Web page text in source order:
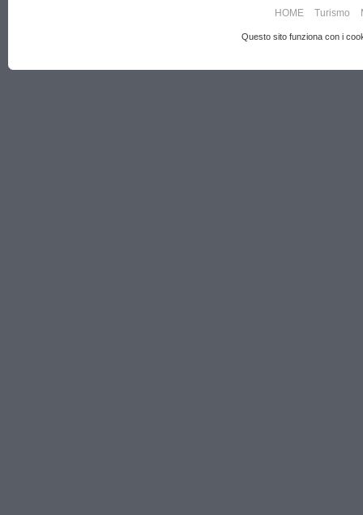
HOME Turismo
Questo sito funziona con i